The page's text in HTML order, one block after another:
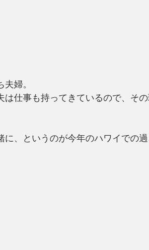
婦。
仕事も持ってきているので、そ
、というのが今年のハワイでの過